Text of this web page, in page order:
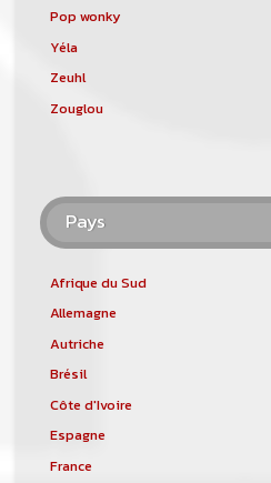
Pop wonky
Yéla
Zeuhl
Zouglou
Pays
Afrique du Sud
Allemagne
Autriche
Brésil
Côte d'Ivoire
Espagne
France